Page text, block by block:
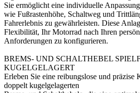
Sie ermöglicht eine individuelle
wie Fußrastenhöhe, Schaltweg und
Fahrerlebnis zu gewährleisten. Diese
Flexibilität, Ihr Motorrad nach Ihren
Anforderungen zu konfigurieren.
BREMS- UND SCHALTHEBEL
KUGELGELAGERT
Erleben Sie eine reibungslose und präzise
doppelt kugelgelagerten